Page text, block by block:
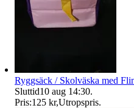
Ryggsäck / Skolväska med
Sluttid10 aug 14:30.
Pris:125 kr,Utropspris.